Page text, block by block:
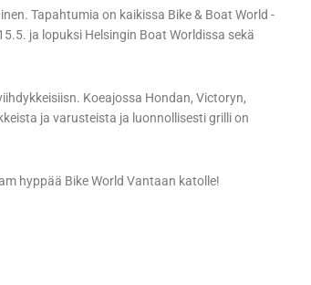
Tapahtumia on kaikissa Bike & Boat World -
ja lopuksi Helsingin Boat Worldissa sekä
Koeajossa Hondan, Victoryn,
ja varusteista ja luonnollisesti grilli on
hyppää Bike World Vantaan katolle!